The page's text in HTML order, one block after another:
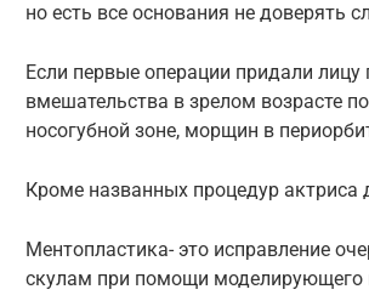
но есть все основания не доверять
Если первые операции придали лицу
вмешательства в зрелом возрасте
носогубной зоне, морщин в
Кроме названных процедур актриса
Ментопластика- это исправление
скулам при помощи моделирующего